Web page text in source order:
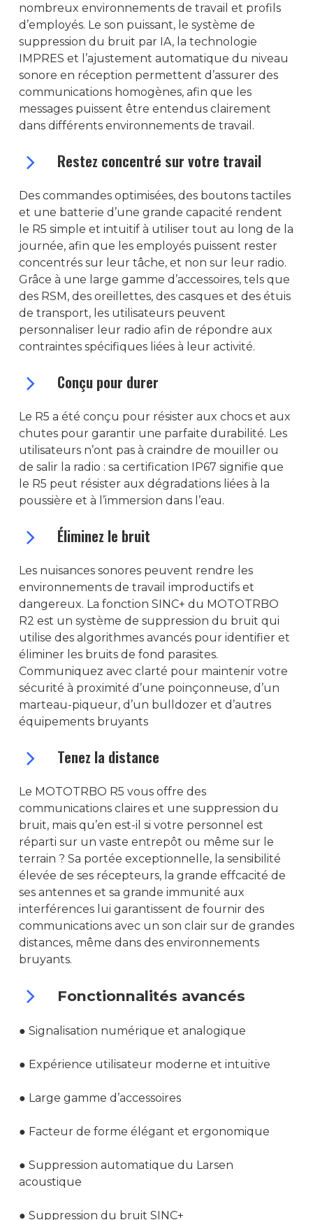
nombreux environnements de travail et profils
d’employés. Le son puissant, le système de
suppression du bruit par IA, la technologie
IMPRES et l’ajustement automatique du niveau
sonore en réception permettent d’assurer des
communications homogènes, afin que les
messages puissent être entendus clairement
dans différents environnements de travail.
Restez concentré sur votre travail
Des commandes optimisées, des boutons tactiles
et une batterie d’une grande capacité rendent
le R5 simple et intuitif à utiliser tout au long de la
journée, afin que les employés puissent rester
concentrés sur leur tâche, et non sur leur radio.
Grâce à une large gamme d’accessoires, tels que
des RSM, des oreillettes, des casques et des étuis
de transport, les utilisateurs peuvent
personnaliser leur radio afin de répondre aux
contraintes spécifiques liées à leur activité.
Conçu pour durer
Le R5 a été conçu pour résister aux chocs et aux
chutes pour garantir une parfaite durabilité. Les
utilisateurs n’ont pas à craindre de mouiller ou
de salir la radio : sa certification IP67 signifie que
le R5 peut résister aux dégradations liées à la
poussière et à l’immersion dans l’eau.
Éliminez le bruit
Les nuisances sonores peuvent rendre les
environnements de travail improductifs et
dangereux. La fonction SINC+ du MOTOTRBO
R2 est un système de suppression du bruit qui
utilise des algorithmes avancés pour identifier et
éliminer les bruits de fond parasites.
Communiquez avec clarté pour maintenir votre
sécurité à proximité d’une poinçonneuse, d’un
marteau-piqueur, d’un bulldozer et d’autres
équipements bruyants
Tenez la distance
Le MOTOTRBO R5 vous offre des
communications claires et une suppression du
bruit, mais qu’en est-il si votre personnel est
réparti sur un vaste entrepôt ou même sur le
terrain ? Sa portée exceptionnelle, la sensibilité
élevée de ses récepteurs, la grande effcacité de
ses antennes et sa grande immunité aux
interférences lui garantissent de fournir des
communications avec un son clair sur de grandes
distances, même dans des environnements
bruyants.
Fonctionnalités avancés
● Signalisation numérique et analogique
● Expérience utilisateur moderne et intuitive
● Large gamme d’accessoires
● Facteur de forme élégant et ergonomique
● Suppression automatique du Larsen
acoustique
● Suppression du bruit SINC+
RADIO PROFESSIONNELLE